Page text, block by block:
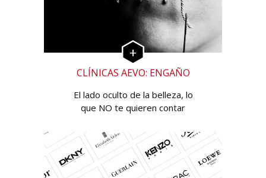
CLÍNICAS AEVO: ENGAÑO
El lado oculto de la belleza, lo
que NO te quieren contar